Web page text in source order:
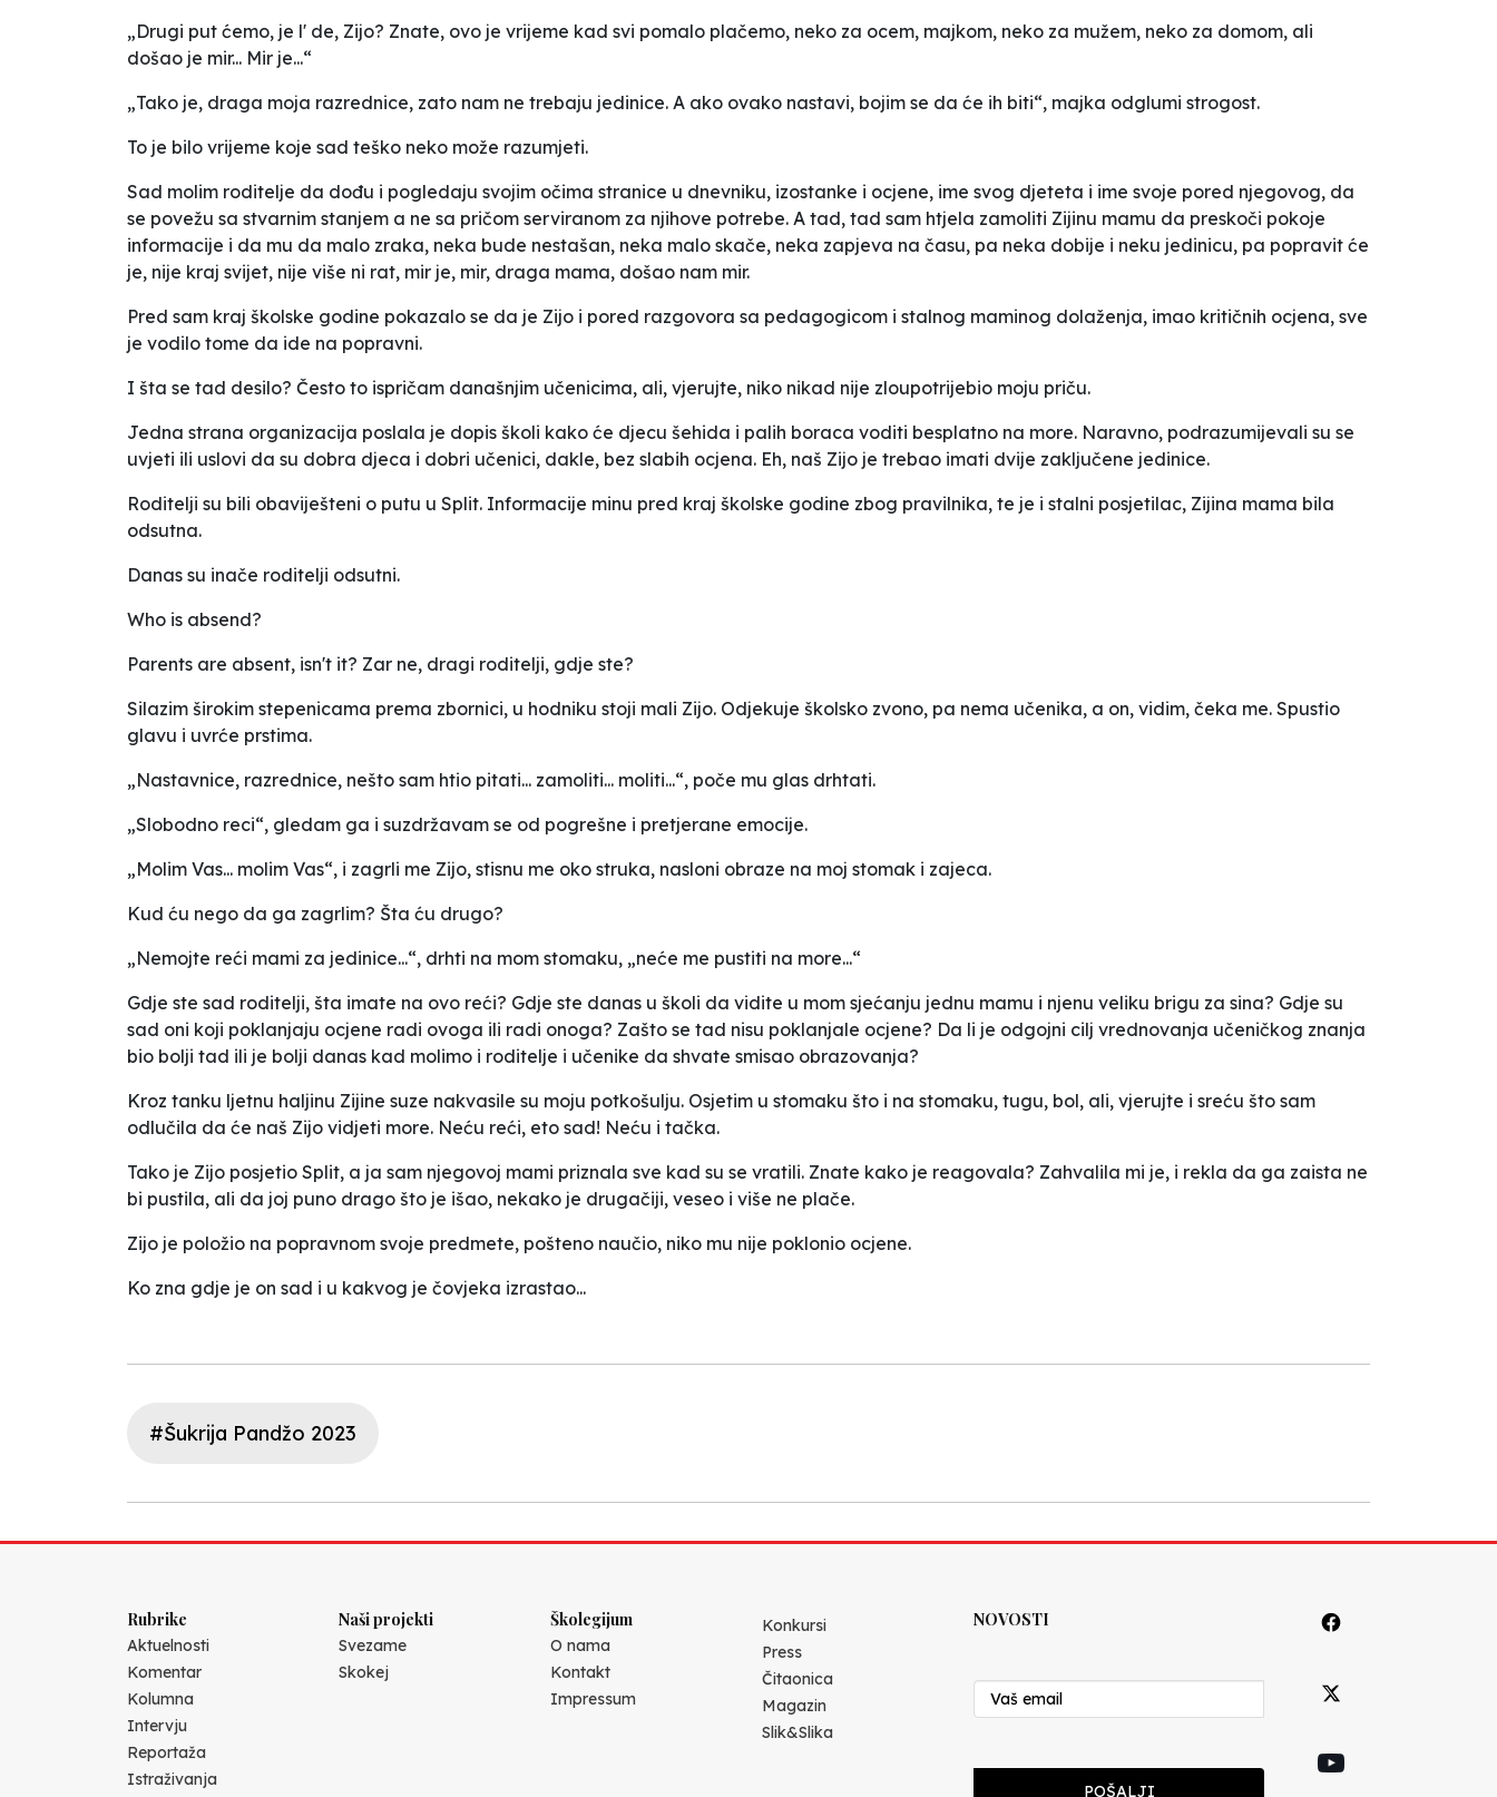
„Drugi put ćemo, je l' de, Zijo? Znate, ovo je vrijeme kad svi pomalo plačemo, neko za ocem, majkom, neko za mužem, neko za domom, ali
došao je mir... Mir je...“
„Tako je, draga moja razrednice, zato nam ne trebaju jedinice. A ako ovako nastavi, bojim se da će ih biti“, majka odglumi strogost.
To je bilo vrijeme koje sad teško neko može razumjeti.
Sad molim roditelje da dođu i pogledaju svojim očima stranice u dnevniku, izostanke i ocjene, ime svog djeteta i ime svoje pored njegovog, da
se povežu sa stvarnim stanjem a ne sa pričom serviranom za njihove potrebe. A tad, tad sam htjela zamoliti Zijinu mamu da preskoči pokoje
informacije i da mu da malo zraka, neka bude nestašan, neka malo skače, neka zapjeva na času, pa neka dobije i neku jedinicu, pa popravit će
je, nije kraj svijet, nije više ni rat, mir je, mir, draga mama, došao nam mir.
Pred sam kraj školske godine pokazalo se da je Zijo i pored razgovora sa pedagogicom i stalnog maminog dolaženja, imao kritičnih ocjena, sve
je vodilo tome da ide na popravni.
I šta se tad desilo? Često to ispričam današnjim učenicima, ali, vjerujte, niko nikad nije zloupotrijebio moju priču.
Jedna strana organizacija poslala je dopis školi kako će djecu šehida i palih boraca voditi besplatno na more. Naravno, podrazumijevali su se
uvjeti ili uslovi da su dobra djeca i dobri učenici, dakle, bez slabih ocjena. Eh, naš Zijo je trebao imati dvije zaključene jedinice.
Roditelji su bili obaviješteni o putu u Split. Informacije minu pred kraj školske godine zbog pravilnika, te je i stalni posjetilac, Zijina mama bila
odsutna.
Danas su inače roditelji odsutni.
Who is absend?
Parents are absent, isn't it? Zar ne, dragi roditelji, gdje ste?
Silazim širokim stepenicama prema zbornici, u hodniku stoji mali Zijo. Odjekuje školsko zvono, pa nema učenika, a on, vidim, čeka me. Spustio
glavu i uvrće prstima.
„Nastavnice, razrednice, nešto sam htio pitati... zamoliti... moliti...“, poče mu glas drhtati.
„Slobodno reci“, gledam ga i suzdržavam se od pogrešne i pretjerane emocije.
„Molim Vas... molim Vas“, i zagrli me Zijo, stisnu me oko struka, nasloni obraze na moj stomak i zajeca.
Kud ću nego da ga zagrlim? Šta ću drugo?
„Nemojte reći mami za jedinice...“, drhti na mom stomaku, „neće me pustiti na more...“
Gdje ste sad roditelji, šta imate na ovo reći? Gdje ste danas u školi da vidite u mom sjećanju jednu mamu i njenu veliku brigu za sina? Gdje su
sad oni koji poklanjaju ocjene radi ovoga ili radi onoga? Zašto se tad nisu poklanjale ocjene? Da li je odgojni cilj vrednovanja učeničkog znanja
bio bolji tad ili je bolji danas kad molimo i roditelje i učenike da shvate smisao obrazovanja?
Kroz tanku ljetnu haljinu Zijine suze nakvasile su moju potkošulju. Osjetim u stomaku što i na stomaku, tugu, bol, ali, vjerujte i sreću što sam
odlučila da će naš Zijo vidjeti more. Neću reći, eto sad! Neću i tačka.
Tako je Zijo posjetio Split, a ja sam njegovoj mami priznala sve kad su se vratili. Znate kako je reagovala? Zahvalila mi je, i rekla da ga zaista ne
bi pustila, ali da joj puno drago što je išao, nekako je drugačiji, veseo i više ne plače.
Zijo je položio na popravnom svoje predmete, pošteno naučio, niko mu nije poklonio ocjene.
Ko zna gdje je on sad i u kakvog je čovjeka izrastao...
#Šukrija Pandžo 2023
Rubrike
Aktuelnosti
Komentar
Kolumna
Intervju
Reportaža
Istraživanja
Naši projekti
Svezame
Skokej
Školegijum
O nama
Kontakt
Impressum
Konkursi
Press
Čitaonica
Magazin
Slik&Slika
NOVOSTI
POŠALJI